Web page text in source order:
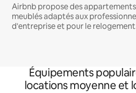
Airbnb propose des
meublés adaptés aux
d'entreprise et pour le
Équipements
locations moyenne et